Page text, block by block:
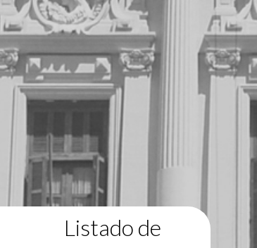
Física
Geociencias
Informática
Matemática
Estudiantes
Egresados
Listado de